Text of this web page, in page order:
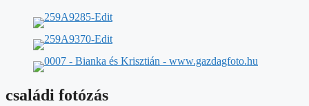
családi fotózás